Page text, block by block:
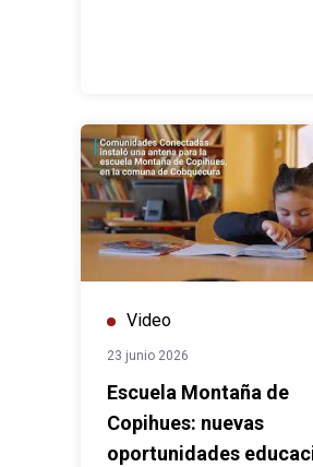
Video
23 junio 2026
Escuela Montaña de
Copihues: nuevas
oportunidades